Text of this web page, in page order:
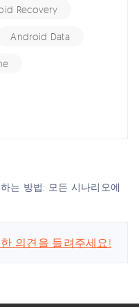
Recovery
Android Data
는 방법: 모든 시나리오에
의견을 들려주세요!